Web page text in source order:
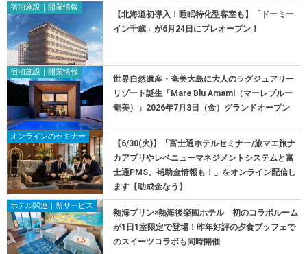
宿泊施設｜開業情報
【北海道初導入！睡眠特化型客室も】「ドーミー
イン千歳」が6月24日にプレオープン！
宿泊施設｜開業情報
世界自然遺産・奄美大島に大人のラグジュアリー
リゾート誕生「Mare Blu Amami（マーレブルー
奄美）」2026年7月3日（金）グランドオープン
オンラインのセミナー
【6/30(火)】「富士通ホテルセミナー/旅マエ旅ナ
カアプリやレベニューマネジメントシステムと富
士通PMS、補助金情報も！」をオンライン配信し
ます【助成金なう】
ホテル関連｜新サービス
熱海プリン×熱海後楽園ホテル 初のコラボルーム
が1日1室限定で登場！昨年好評の夕食ブッフェで
のスイーツコラボも同時開催